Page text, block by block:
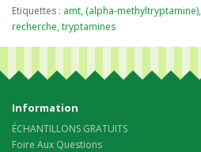
Etiquettes : amt, (alpha-methyltryptamine),
recherche, tryptamines
Information
ÉCHANTILLONS GRATUITS
Foire Aux Questions